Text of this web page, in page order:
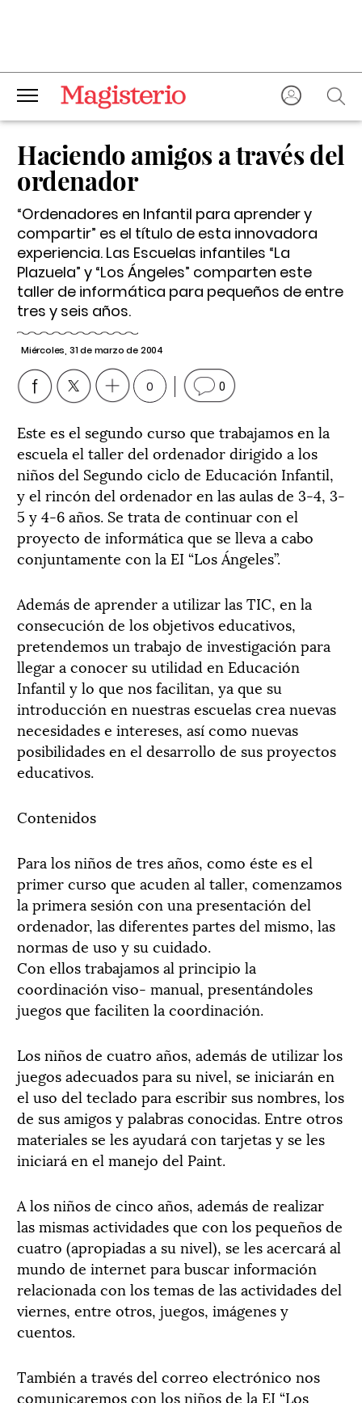
Haciendo amigos a través del
ordenador
“Ordenadores en Infantil para aprender y
compartir” es el título de esta innovadora
experiencia. Las Escuelas infantiles “La
Plazuela” y “Los Ángeles” comparten este
taller de informática para pequeños de entre
tres y seis años.
Miércoles, 31 de marzo de 2004
0 0
Este es el segundo curso que trabajamos en la
escuela el taller del ordenador dirigido a los
niños del Segundo ciclo de Educación Infantil,
y el rincón del ordenador en las aulas de 3-4, 3-
5 y 4-6 años. Se trata de continuar con el
proyecto de informática que se lleva a cabo
conjuntamente con la EI “Los Ángeles”.
Además de aprender a utilizar las TIC, en la
consecución de los objetivos educativos,
pretendemos un trabajo de investigación para
llegar a conocer su utilidad en Educación
Infantil y lo que nos facilitan, ya que su
introducción en nuestras escuelas crea nuevas
necesidades e intereses, así como nuevas
posibilidades en el desarrollo de sus proyectos
educativos.
Contenidos
Para los niños de tres años, como éste es el
primer curso que acuden al taller, comenzamos
la primera sesión con una presentación del
ordenador, las diferentes partes del mismo, las
normas de uso y su cuidado.
Con ellos trabajamos al principio la
coordinación viso- manual, presentándoles
juegos que faciliten la coordinación.
Los niños de cuatro años, además de utilizar los
juegos adecuados para su nivel, se iniciarán en
el uso del teclado para escribir sus nombres, los
de sus amigos y palabras conocidas. Entre otros
materiales se les ayudará con tarjetas y se les
iniciará en el manejo del Paint.
A los niños de cinco años, además de realizar
las mismas actividades que con los pequeños de
cuatro (apropiadas a su nivel), se les acercará al
mundo de internet para buscar información
relacionada con los temas de las actividades del
viernes, entre otros, juegos, imágenes y
cuentos.
También a través del correo electrónico nos
comunicaremos con los niños de la EI “Los